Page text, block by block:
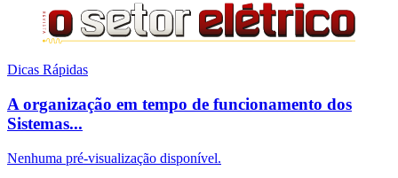
Dicas Rápidas
A organização em tempo de funcionamento dos
Sistemas...
Nenhuma pré-visualização disponível.